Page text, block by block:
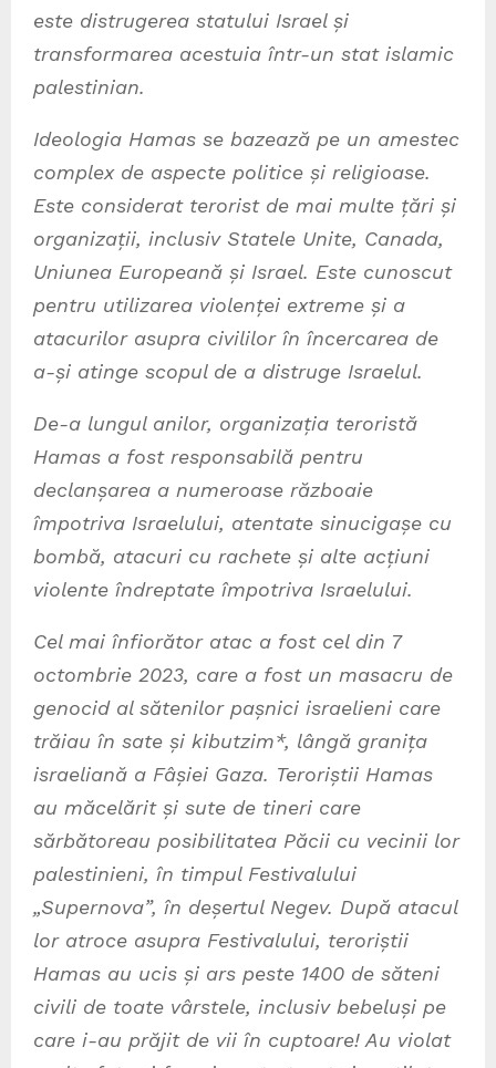
este distrugerea statului Israel și
transformarea acestuia într-un stat islamic
palestinian.
Ideologia Hamas se bazează pe un amestec
complex de aspecte politice și religioase.
Este considerat terorist de mai multe țări și
organizații, inclusiv Statele Unite, Canada,
Uniunea Europeană și Israel. Este cunoscut
pentru utilizarea violenței extreme și a
atacurilor asupra civililor în încercarea de
a-și atinge scopul de a distruge Israelul.
De-a lungul anilor, organizația teroristă
Hamas a fost responsabilă pentru
declanșarea a numeroase războaie
împotriva Israelului, atentate sinucigașe cu
bombă, atacuri cu rachete și alte acțiuni
violente îndreptate împotriva Israelului.
Cel mai înfiorător atac a fost cel din 7
octombrie 2023, care a fost un masacru de
genocid al sătenilor pașnici israelieni care
trăiau în sate și kibutzim*, lângă granița
israeliană a Fâșiei Gaza. Teroriștii Hamas
au măcelărit și sute de tineri care
sărbătoreau posibilitatea Păcii cu vecinii lor
palestinieni, în timpul Festivalului
„Supernova”, în deșertul Negev. După atacul
lor atroce asupra Festivalului, teroriștii
Hamas au ucis și ars peste 1400 de săteni
civili de toate vârstele, inclusiv bebeluși pe
care i-au prăjit de vii în cuptoare! Au violat